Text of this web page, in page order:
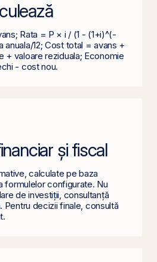
Rata = P × i / (1 - (1+i)^(-
anuala/12; Cost total = avans +
+ valoare reziduala; Economie
- cost nou.
și fiscal
calculate pe baza
formulelor configurate. Nu
de investiții, consultanță
Pentru decizii finale, consultă